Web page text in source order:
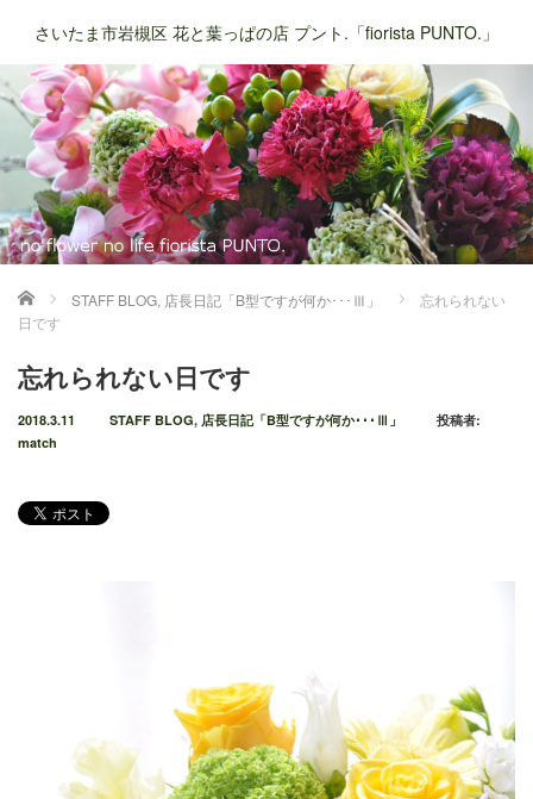
さいたま市岩槻区 花と葉っぱの店 プント.「fiorista PUNTO.」
ホーム STAFF BLOG, 店長日記「B型ですが何か･･･Ⅲ」
忘れられない
日です
忘れられない日です
2018.3.11 STAFF BLOG, 店長日記「B型ですが何か･･･Ⅲ」
投稿者:
match